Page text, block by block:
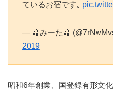
ているお宿です｡
— 🍒みーた🍒
2019
昭和6年創業、国登録有形文